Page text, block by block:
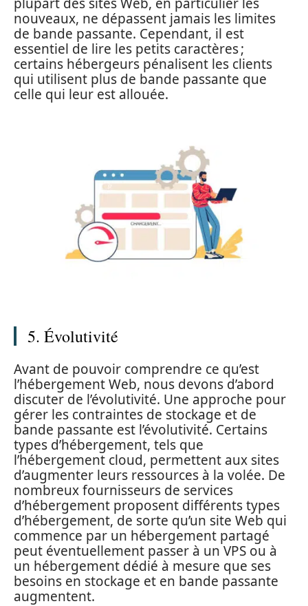
nouveaux, ne dépassent jamais les limites
de bande passante. Cependant, il est
essentiel de lire les petits caractères ;
certains hébergeurs pénalisent les clients
qui utilisent plus de bande passante que
celle qui leur est allouée.
5. Évolutivité
Avant de pouvoir comprendre ce qu’est
l’hébergement Web, nous devons d’abord
discuter de l’évolutivité. Une approche pour
gérer les contraintes de stockage et de
bande passante est l’évolutivité. Certains
types d’hébergement, tels que
l’hébergement cloud, permettent aux sites
d’augmenter leurs ressources à la volée. De
nombreux fournisseurs de services
d’hébergement proposent différents types
d’hébergement, de sorte qu’un site Web qui
commence par un hébergement partagé
peut éventuellement passer à un VPS ou à
un hébergement dédié à mesure que ses
besoins en stockage et en bande passante
augmentent.